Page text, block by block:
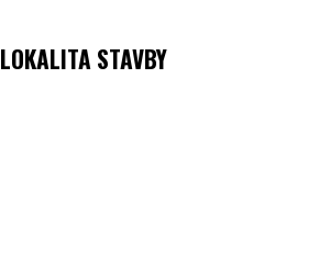
LOKALITA STAVBY